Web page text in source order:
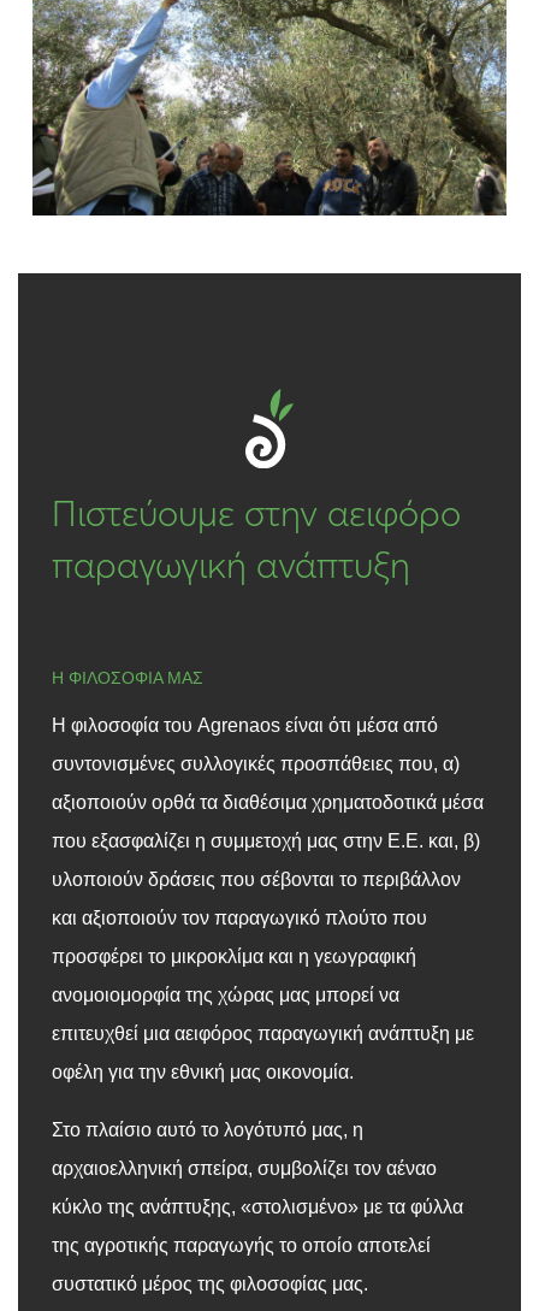
Πιστεύουμε στην αειφόρο
παραγωγική ανάπτυξη
Η ΦΙΛΟΣΟΦΙΑ ΜΑΣ
Η φιλοσοφία του Agrenaos είναι ότι μέσα από
συντονισμένες συλλογικές προσπάθειες που, α)
αξιοποιούν ορθά τα διαθέσιμα χρηματοδοτικά μέσα
που εξασφαλίζει η συμμετοχή μας στην Ε.Ε. και, β)
υλοποιούν δράσεις που σέβονται το περιβάλλον
και αξιοποιούν τον παραγωγικό πλούτο που
προσφέρει το μικροκλίμα και η γεωγραφική
ανομοιομορφία της χώρας μας μπορεί να
επιτευχθεί μια αειφόρος παραγωγική ανάπτυξη με
οφέλη για την εθνική μας οικονομία.
Στο πλαίσιο αυτό το λογότυπό μας, η
αρχαιοελληνική σπείρα, συμβολίζει τον αέναο
κύκλο της ανάπτυξης, «στολισμένο» με τα φύλλα
της αγροτικής παραγωγής το οποίο αποτελεί
συστατικό μέρος της φιλοσοφίας μας.